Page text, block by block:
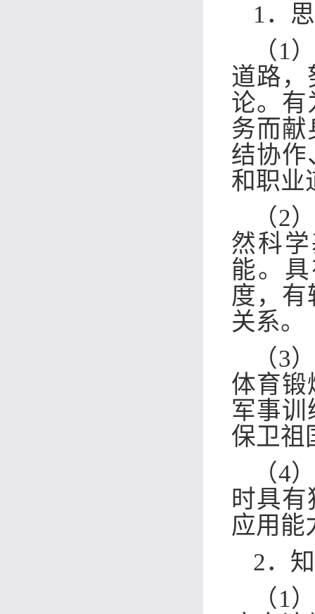
1．
（1
道路，
论。有
务而献
结协作
和职业
（2
然科
能。
度，
关系。
（3
体育锻
军事
保卫祖
（4
时具
应用能
2．
（1